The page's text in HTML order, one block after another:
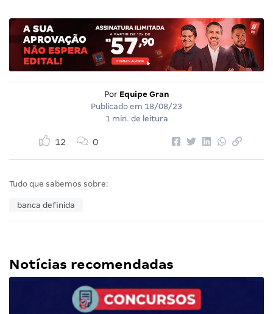
Por Equipe Gran
Publicado em 18/08/23
1 min. de leitura
12 0
Tudo que sabemos sobre:
banca definida
Notícias recomendadas